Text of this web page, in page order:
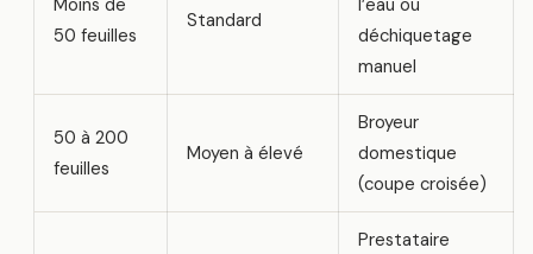
Moins de
50 feuilles
Standard
l’eau ou
déchiquetage
manuel
50 à 200
feuilles
Moyen à élevé
Broyeur
domestique
(coupe croisée)
Prestataire